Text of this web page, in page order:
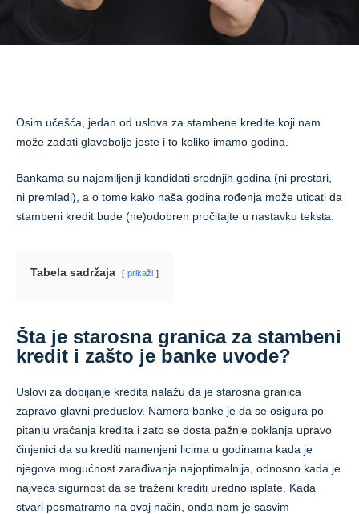
Osim učešća, jedan od uslova za stambene kredite koji nam
može zadati glavobolje jeste i to koliko imamo godina.
Bankama su najomiljeniji kandidati srednjih godina (ni prestari,
ni premladi), a o tome kako naša godina rođenja može uticati da
stambeni kredit bude (ne)odobren pročitajte u nastavku teksta.
Tabela sadržaja prikaži
Šta je starosna granica za stambeni
kredit i zašto je banke uvode?
Uslovi za dobijanje kredita nalažu da je starosna granica
zapravo glavni preduslov. Namera banke je da se osigura po
pitanju vraćanja kredita i zato se dosta pažnje poklanja upravo
činjenici da su krediti namenjeni licima u godinama kada je
njegova mogućnost zarađivanja najoptimalnija, odnosno kada je
najveća sigurnost da se traženi krediti uredno isplate. Kada
stvari posmatramo na ovaj način, onda nam je sasvim